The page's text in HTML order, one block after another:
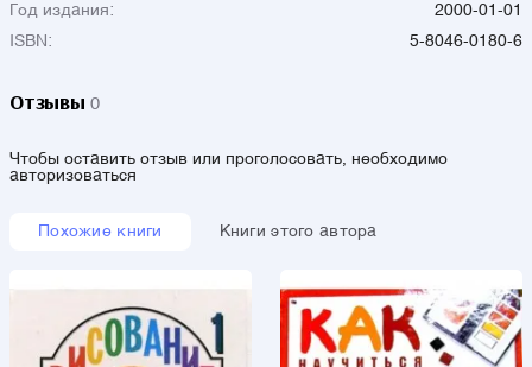
Год издания:
2000-01-01
ISBN:
5-8046-0180-6
Отзывы 0
Чтобы оставить отзыв или проголосовать, необходимо
авторизоваться
Похожие книги Книги этого автора